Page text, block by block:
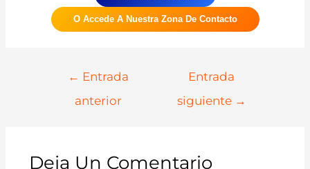
O Accede A Nuestra Zona De Contacto
Navegación
← Entrada
anterior
Entrada
siguiente →
Deja Un Comentario